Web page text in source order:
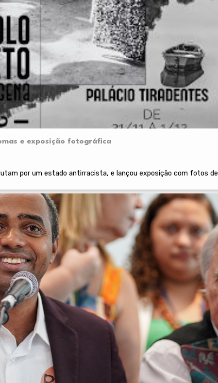
e exposição fotográfica
por um estado antirracista, e lançou exposição com fotos de